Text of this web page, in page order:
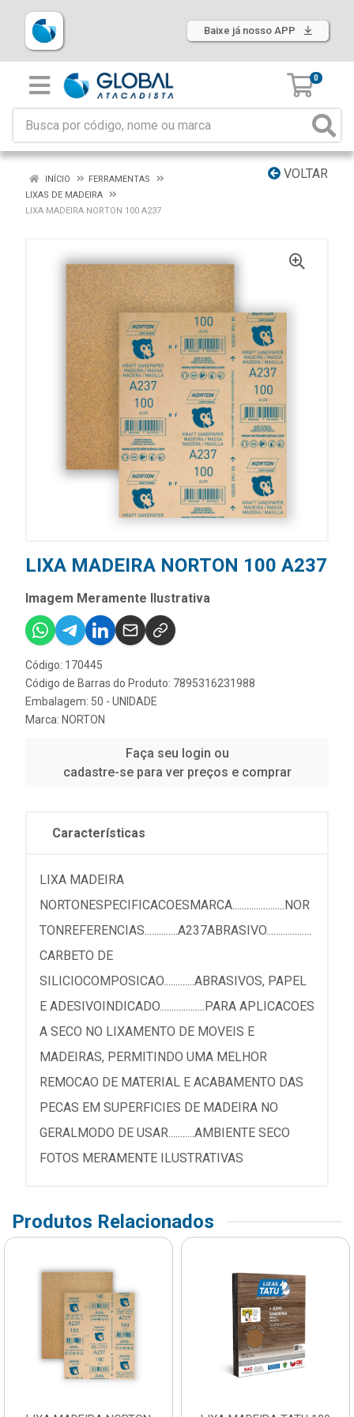
Baixe já nosso APP
0
VOLTAR
INÍCIO
FERRAMENTAS
LIXAS DE MADEIRA
LIXA MADEIRA NORTON 100 A237
LIXA MADEIRA NORTON 100 A237
Imagem Meramente Ilustrativa
Código: 170445
Código de Barras do Produto: 7895316231988
Embalagem: 50 - UNIDADE
Marca: NORTON
Faça seu login ou
cadastre-se para ver preços e comprar
Características
LIXA MADEIRA
NORTONESPECIFICACOESMARCA......................NOR
TONREFERENCIAS..............A237ABRASIVO...................
CARBETO DE
SILICIOCOMPOSICAO.............ABRASIVOS, PAPEL
E ADESIVOINDICADO...................PARA APLICACOES
A SECO NO LIXAMENTO DE MOVEIS E
MADEIRAS, PERMITINDO UMA MELHOR
REMOCAO DE MATERIAL E ACABAMENTO DAS
PECAS EM SUPERFICIES DE MADEIRA NO
GERALMODO DE USAR...........AMBIENTE SECO
FOTOS MERAMENTE ILUSTRATIVAS
Produtos Relacionados